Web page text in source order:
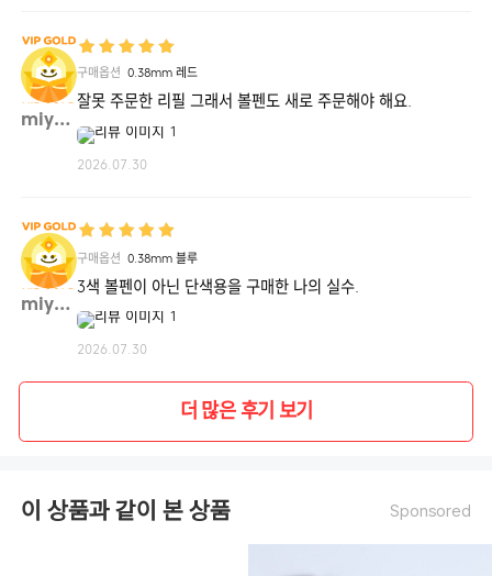
옵션별 필기감을 확인해주세요!
miyou**
구매옵션 0.38mm 레드
잘못 주문한 리필 그래서 볼펜도 새로 주문해야 해요.
2026.07.30
miyou**
구매옵션 0.38mm 블루
3색 볼펜이 아닌 단색용을 구매한 나의 실수.
2026.07.30
더 많은 후기 보기
이 상품과 같이 본 상품 Sponsored